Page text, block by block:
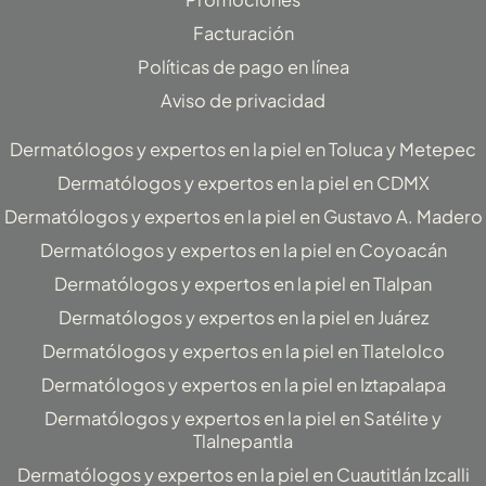
m
k
-
f
Facturación
Políticas de pago en línea
Aviso de privacidad
Dermatólogos y expertos en la piel en Toluca y Metepec
Dermatólogos y expertos en la piel en CDMX
Dermatólogos y expertos en la piel en Gustavo A. Madero
Dermatólogos y expertos en la piel en Coyoacán
Dermatólogos y expertos en la piel en Tlalpan
Dermatólogos y expertos en la piel en Juárez
Dermatólogos y expertos en la piel en Tlatelolco
Dermatólogos y expertos en la piel en Iztapalapa
Dermatólogos y expertos en la piel en Satélite y
Tlalnepantla
Dermatólogos y expertos en la piel en Cuautitlán Izcalli